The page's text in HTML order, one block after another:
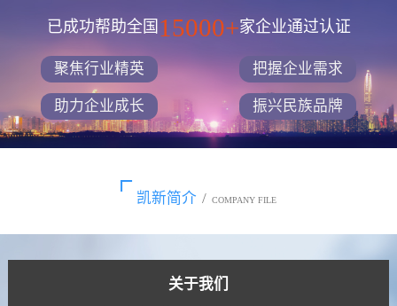
已成功帮助全国 15000+家企业通过认证
聚焦行业精英 把握企业需求
助力企业成长 振兴民族品牌
凯新简介 / COMPANY FILE
关于我们